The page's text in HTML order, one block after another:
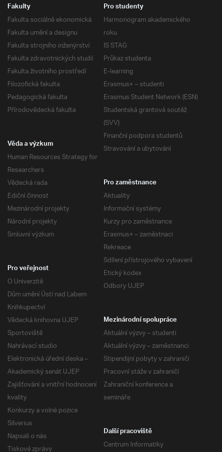
Fakulty
Fakulta sociálně ekonomická
Fakulta umění a designu
Fakulta strojního inženýrství
Fakulta zdravotnických studií
Fakulta životního prostředí
Filozofická fakulta
Pedagogická fakulta
Přírodovědecká fakulta
Pro studenty
Harmonogram akademického
roku
IS STAG
Průkaz studenta
E-learning
Erasmus+ – studenti
Erasmus Student Network (ESN)
Studentská grantová soutěž
(SVV)
Finanční podpora studentů
Stravování a ubytování
Věda a výzkum
Human Resources Strategy for
Researchers
Vědecká rada
Ediční činnost
Mezinárodní projekty
Národní projekty
Smluvní výzkum
Pro zaměstnance
Aktuality
Informační systémy
Kurzy pro zaměstnance
Erasmus+ – zaměstnaci
Rekreace
Sdílení přístrojového vybavení
Etický kodex
Odbory UJEP
Pro veřejnost
O Univerzitě
Dům umění Ústí nad Labem
Knihkupectví
Vědecká knihovna UJEP
Sportoviště
Nahrávací studio
Elektronická úřední deska –
Akademický senát UJEP
Zajišťování a vnitřní hodnocení
kvality
Konkurzy a volné pozice
Silverius
Napsali o nás
Tiskové zprávy
Mezinárodní spolupráce
Aktuální výzvy – studenti
Aktuální výzvy – zaměstnanci
Stipendijní pobyty v zahraničí
Pracovní stáže v zahraničí
Zahraniční konference a
semináře
Další pracoviště
Centrum Informatiky